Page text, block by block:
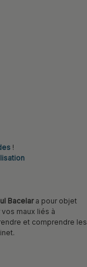
!
Bacelar a pour objet
maux liés à
et comprendre les